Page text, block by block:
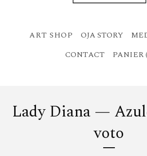
OJA STORY
CONTACT
PANIER (
Lady Diana —
voto